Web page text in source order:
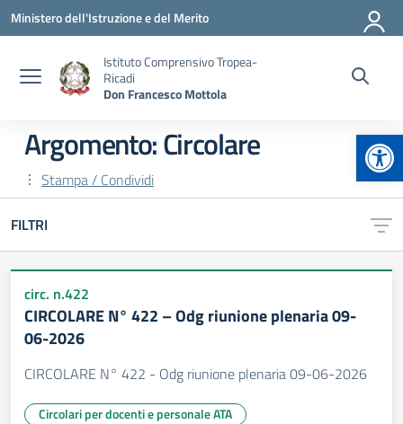
Vai ai contenuti
Vai al menu di navigazione
Vai al footer
Ministero dell'Istruzione e del Merito
Istituto Comprensivo Tropea-
Ricadi
Don Francesco Mottola
Argomento: Circolare
Stampa / Condividi
FILTRI
circ. n.422
CIRCOLARE N° 422 – Odg riunione plenaria 09-
06-2026
CIRCOLARE N° 422 - Odg riunione plenaria 09-06-2026
Circolari per docenti e personale ATA